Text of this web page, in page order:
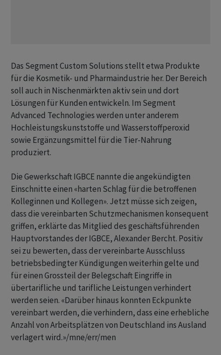
Das Segment Custom Solutions stellt etwa Produkte
für die Kosmetik- und Pharmaindustrie her. Der Bereich
soll auch in Nischenmärkten aktiv sein und dort
Lösungen für Kunden entwickeln. Im Segment
Advanced Technologies werden unter anderem
Hochleistungskunststoffe und Wasserstoffperoxid
sowie Ergänzungsmittel für die Tier-Nahrung
produziert.
Die Gewerkschaft IGBCE nannte die angekündigten
Einschnitte einen «harten Schlag für die betroffenen
Kolleginnen und Kollegen». Jetzt müsse sich zeigen,
dass die vereinbarten Schutzmechanismen konsequent
griffen, erklärte das Mitglied des geschäftsführenden
Hauptvorstandes der IGBCE, Alexander Bercht. Positiv
sei zu bewerten, dass der vereinbarte Ausschluss
betriebsbedingter Kündigungen weiterhin gelte und
für einen Grossteil der Belegschaft Eingriffe in
übertarifliche und tarifliche Leistungen verhindert
werden seien. «Darüber hinaus konnten Eckpunkte
vereinbart werden, die verhindern, dass eine erhebliche
Anzahl von Arbeitsplätzen von Deutschland ins Ausland
verlagert wird.»/mne/err/men